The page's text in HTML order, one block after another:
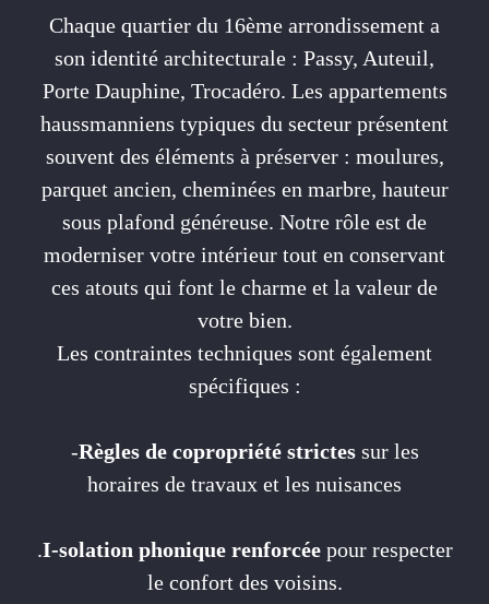
Chaque quartier du 16ème arrondissement a
son identité architecturale : Passy, Auteuil,
Porte Dauphine, Trocadéro. Les appartements
haussmanniens typiques du secteur présentent
souvent des éléments à préserver : moulures,
parquet ancien, cheminées en marbre, hauteur
sous plafond généreuse. Notre rôle est de
moderniser votre intérieur tout en conservant
ces atouts qui font le charme et la valeur de
votre bien.
Les contraintes techniques sont également
spécifiques :
-Règles de copropriété strictessur les
horaires de travaux et les nuisances
.I-solation phonique renforcéepour respecter
le confort des voisins.